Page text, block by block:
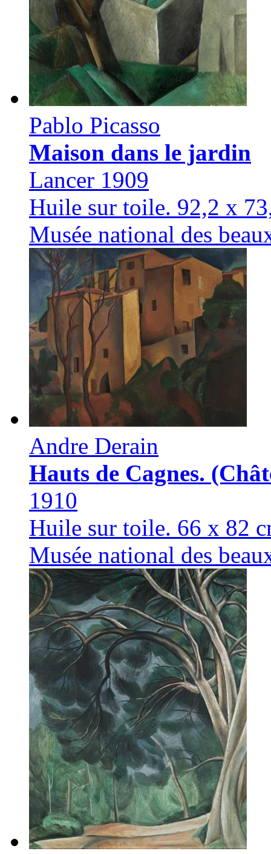
Pablo Picasso
Maison dans le jardin
Lancer 1909
Huile sur toile. 92,2 x
Musée national des
Andre Derain
Hauts de Cagnes.
1910
Huile sur toile. 66 х 82
Musée national des